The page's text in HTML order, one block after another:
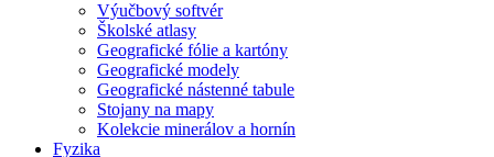
Výučbový softvér
Školské atlasy
Geografické fólie a kartóny
Geografické modely
Geografické nástenné tabule
Stojany na mapy
Kolekcie minerálov a hornín
Fyzika